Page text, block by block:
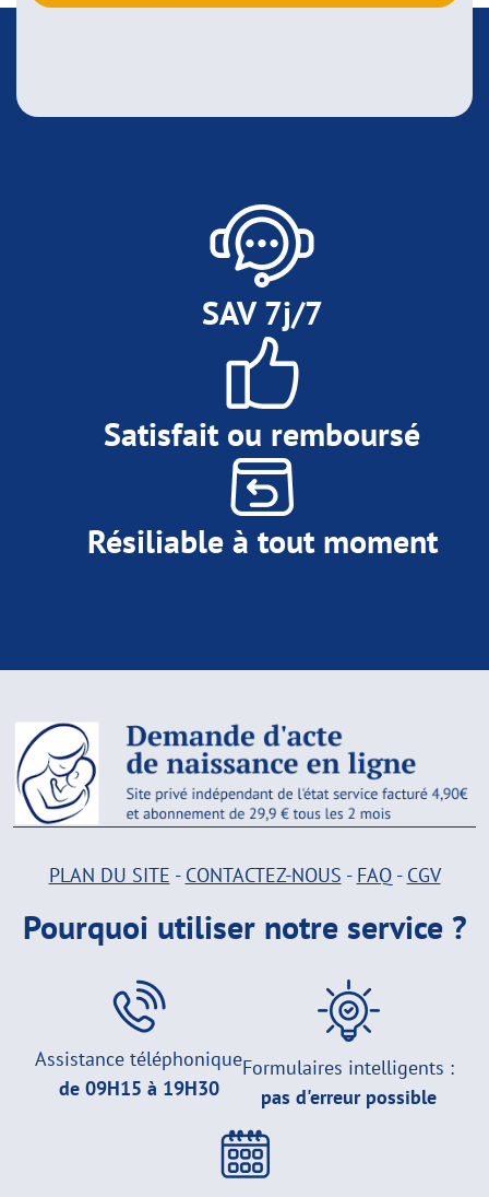
SAV 7j/7
Satisfait ou remboursé
Résiliable à tout moment
PLAN DU SITE - CONTACTEZ-NOUS - FAQ- CGV
Pourquoi utiliser notre service ?
Assistance téléphonique
de 09H15 à 19H30
Formulaires intelligents :
pas d'erreur possible